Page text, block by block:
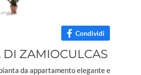
Condividi
DI ZAMIOCULCAS
da appartamento elegante e